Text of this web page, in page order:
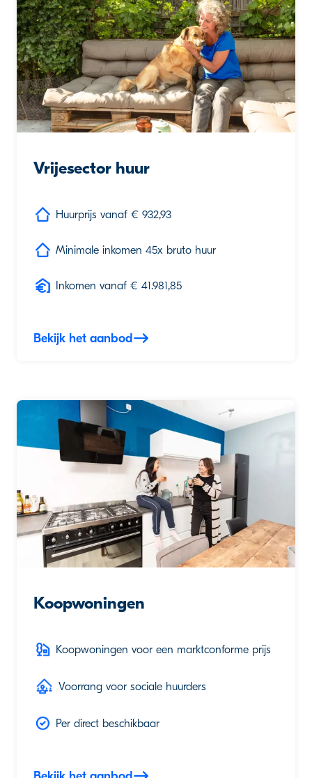
Vrijesector huur
Huurprijs vanaf € 932,93
Minimale inkomen 45x bruto huur
Inkomen vanaf € 41.981,85
Bekijk het aanbod
Koopwoningen
Koopwoningen voor een marktconforme prijs
Voorrang voor sociale huurders
Per direct beschikbaar